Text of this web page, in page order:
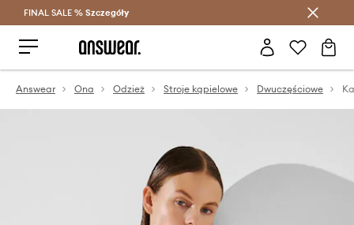
Oszczędzaj z Answear Club >
FINAL SALE % Szczegóły
Answear Ona Odzież Stroje kąpielowe Dwuczęściowe